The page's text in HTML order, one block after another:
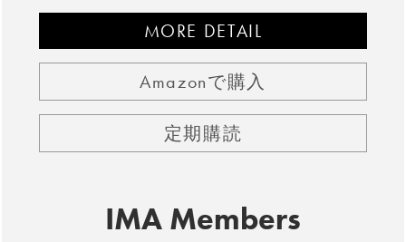
MORE DETAIL
Amazonで購入
定期購読
IMA Members